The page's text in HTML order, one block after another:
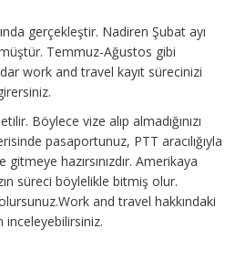
gerçekleştir. Nadiren Şubat ayı
Temmuz-Ağustos gibi
work and travel kayıt sürecinizi
Böylece vize alıp almadığınızı
pasaportunuz, PTT aracılığıyla
hazırsınızdır. Amerikaya
süreci böylelikle bitmiş olur.
and travel hakkındaki